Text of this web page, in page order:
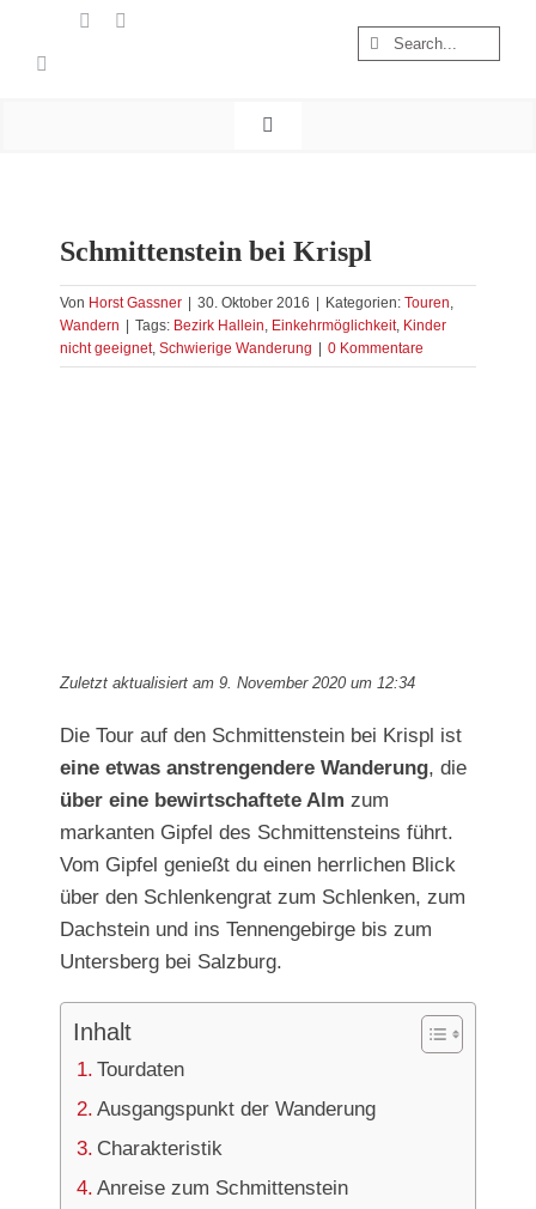
Suche
Toggle
Österreich
Foto & Video
Nachhaltigkeit
Schmittenstein bei Krispl
Von Horst Gassner 30. Oktober 2016 Kategorien: Touren,
Wandern
Tags: Bezirk Hallein, Einkehrmöglichkeit, Kinder
nicht geeignet, Schwierige Wanderung 0 Kommentare
Zuletzt aktualisiert am 9. November 2020 um 12:34
Die Tour auf den Schmittenstein bei Krispl ist
eine etwas anstrengendere Wanderung, die
über eine bewirtschaftete Alm zum
markanten Gipfel des Schmittensteins führt.
Vom Gipfel genießt du einen herrlichen Blick
über den Schlenkengrat zum Schlenken, zum
Dachstein und ins Tennengebirge bis zum
Untersberg bei Salzburg.
Inhalt
Tourdaten
Ausgangspunkt der Wanderung
Charakteristik
Anreise zum Schmittenstein